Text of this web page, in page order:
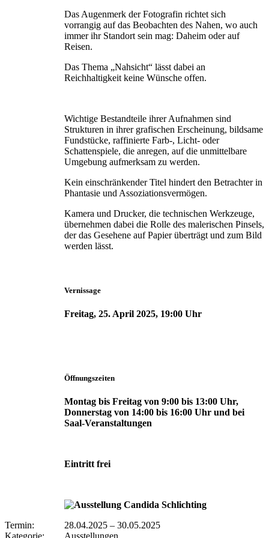
Das Augenmerk der Fotografin richtet sich
vorrangig auf das Beobachten des Nahen, wo auch
immer ihr Standort sein mag: Daheim oder auf
Reisen.
Das Thema „Nahsicht“ lässt dabei an
Reichhaltigkeit keine Wünsche offen.
Wichtige Bestandteile ihrer Aufnahmen sind
Strukturen in ihrer grafischen Erscheinung, bildsame
Fundstücke, raffinierte Farb-, Licht- oder
Schattenspiele, die anregen, auf die unmittelbare
Umgebung aufmerksam zu werden.
Kein einschränkender Titel hindert den Betrachter in
Phantasie und Assoziationsvermögen.
Kamera und Drucker, die technischen Werkzeuge,
übernehmen dabei die Rolle des malerischen Pinsels,
der das Gesehene auf Papier überträgt und zum Bild
werden lässt.
Vernissage
Freitag, 25. April 2025, 19:00 Uhr
Öffnungszeiten
Montag bis Freitag von 9:00 bis 13:00 Uhr,
Donnerstag von 14:00 bis 16:00 Uhr und bei
Saal-Veranstaltungen
Eintritt frei
Termin: 28.04.2025 – 30.05.2025
Kategorie:
Ausstellungen